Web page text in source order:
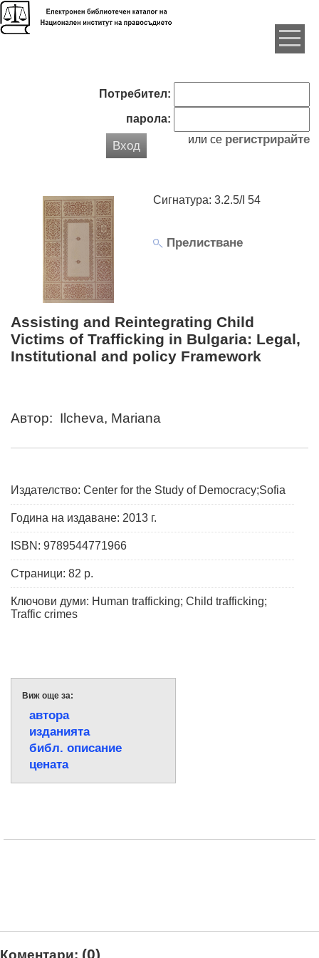
Потребител:
парола:
Вход или се регистрирайте
Assisting and Reintegrating Child
Victims of Trafficking in Bulgaria: Legal,
Institutional and policy Framework
Автор: Ilcheva, Mariana
Издателство: Center for the Study of Democracy;Sofia
Година на издаване: 2013 г.
ISBN: 9789544771966
Страници: 82 p.
Ключови думи: Human trafficking; Child trafficking;
Traffic crimes
Виж още за:
автора
изданията
библ. описание
цената
Сигнатура: 3.2.5/I 54
Прелистване
Коментари: (0)